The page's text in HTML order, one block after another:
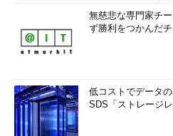
無慈悲な専門家チ
ず勝利をつかんだ
低コストでデータ
SDS「ストレージ